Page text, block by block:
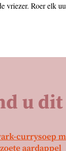
vriezer. Roer elk
u
currysoep
zoete aardappel